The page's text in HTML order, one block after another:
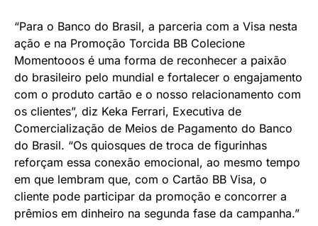
“Para o Banco do Brasil, a parceria com a Visa nesta
ação e na Promoção Torcida BB Colecione
Momentooos é uma forma de reconhecer a paixão
do brasileiro pelo mundial e fortalecer o engajamento
com o produto cartão e o nosso relacionamento com
os clientes”, diz Keka Ferrari, Executiva de
Comercialização de Meios de Pagamento do Banco
do Brasil. “Os quiosques de troca de figurinhas
reforçam essa conexão emocional, ao mesmo tempo
em que lembram que, com o Cartão BB Visa, o
cliente pode participar da promoção e concorrer a
prêmios em dinheiro na segunda fase da campanha.”